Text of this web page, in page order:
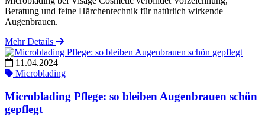
Beratung und feine Härchentechnik für natürlich wirkende
Augenbrauen.
Mehr Details
11.04.2024
Microblading
Microblading Pflege: so bleiben Augenbrauen schön
gepflegt